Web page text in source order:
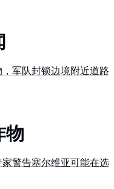
军队封锁边境附近道路
物
家警告塞尔维亚可能在选